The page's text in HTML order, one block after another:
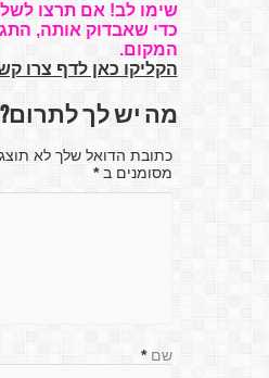
שימו לב! אם תרצו
כדי שאבדוק אותה,
המקום.
הקליקו כאן לדף צרו
מה יש לך לתרום?
כתובת הדואל שלך לא
מסומנים ב*
שם *